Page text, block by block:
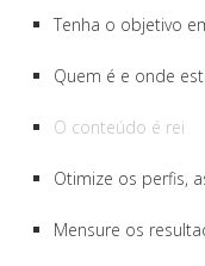
Tenha o objetivo
Quem é e onde
O conteúdo é rei
Otimize os perfis,
Mensure os